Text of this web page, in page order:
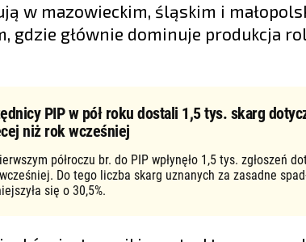
w mazowieckim, śląskim i
gdzie głównie dominuje produkcja
PIP w pół roku dostali 1,5 tys. skarg
niż rok wcześniej
półroczu br. do PIP wpłynęło 1,5 tys. zgłoszeń
Do tego liczba skarg uznanych za zasadne
się o 30,5%.